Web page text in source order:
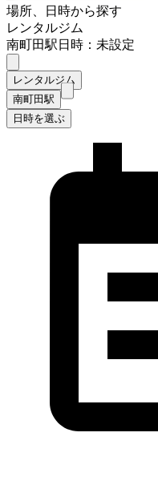
場所、日時から探す
レンタルジム
南町田駅日時：未設定
レンタルジム
南町田駅
日時を選ぶ